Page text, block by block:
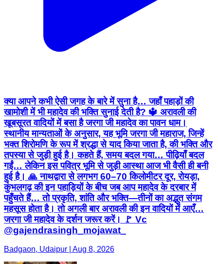
क्या आपने कभी ऐसी जगह के बारे में सुना है… जहाँ पहाड़ों की
खामोशी में भी महादेव की भक्ति सुनाई देती है? 🔱 अरावली की
खूबसूरत वादियों में बसा है जरगा जी महादेव का पावन धाम।
स्थानीय मान्यताओं के अनुसार, यह भूमि जरगा जी महाराज, जिन्हें
भक्त शिरोमणि के रूप में श्रद्धा से याद किया जाता है, की भक्ति और
तपस्या से जुड़ी हुई है। कहते हैं, समय बदल गया… पीढ़ियाँ बदल
गईं… लेकिन इस पवित्र भूमि से जुड़ी आस्था आज भी वैसी ही बनी
हुई है। 🙏 नाथद्वारा से लगभग 60–70 किलोमीटर दूर, रोयड़ा,
कुंभलगढ़ की इन पहाड़ियों के बीच जब आप महादेव के दरबार में
पहुँचते हैं… तो प्रकृति, शांति और भक्ति—तीनों का अद्भुत संगम
महसूस होता है। तो अगली बार अरावली की इन वादियों में आएँ…
जरगा जी महादेव के दर्शन जरूर करें। 🚩 Vc
@gajendrasingh_mojawat_
Badgaon, Udaipur | Aug 8, 2026